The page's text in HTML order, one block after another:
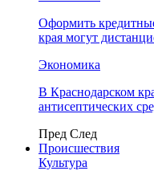
Оформить
края могут
Экономика
В Краснодарском
антисептических
Пред След
Происшествия
Культура